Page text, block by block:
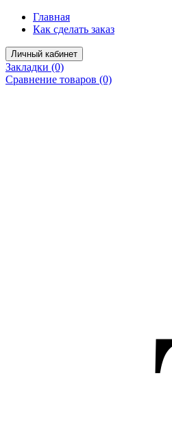
Главная
Как сделать заказ
Личный кабинет
Закладки (0)
Сравнение товаров (0)